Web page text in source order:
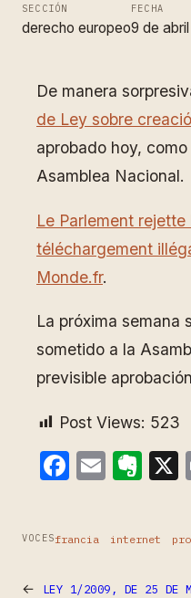
SECCIÓN
derecho europeo
FECHA
9 de
De manera
de Ley sobre
aprobado hoy,
Asamblea Nacional.
Le Parlement
téléchargement
Monde.fr.
La próxima semana
sometido a la
previsible
Post Views: 523
Email
VOCESfrancia internet
←
LEY 1/2009, DE 25 DE